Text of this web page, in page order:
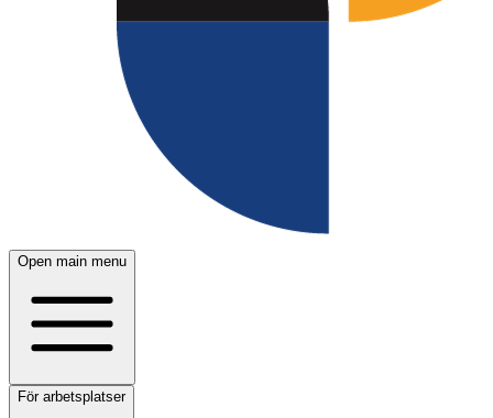
Open main menu
För arbetsplatser